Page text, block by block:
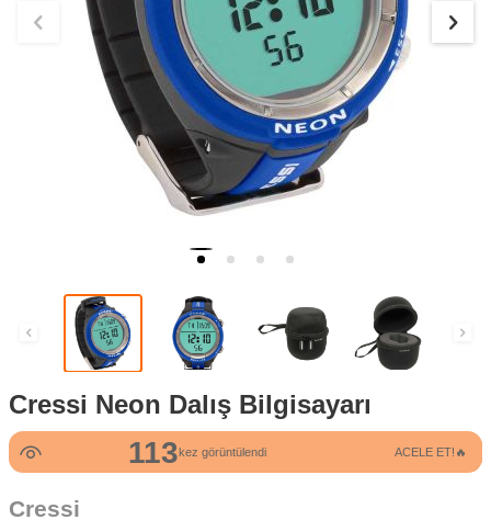
Cressi Neon Dalış Bilgisayarı
113kez görüntülendi ACELE ET!🔥
Cressi